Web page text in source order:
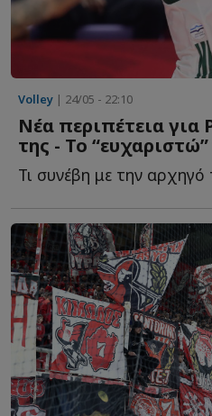
Volley | 24/05 - 22:10
Νέα περιπέτεια για
της - Το